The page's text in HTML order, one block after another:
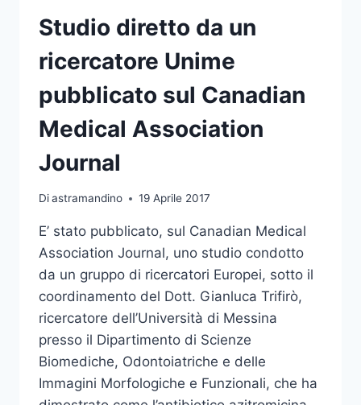
Studio diretto da un
ricercatore Unime
pubblicato sul Canadian
Medical Association
Journal
Diastramandino 19 Aprile 2017
E’ stato pubblicato, sul Canadian Medical
Association Journal, uno studio condotto
da un gruppo di ricercatori Europei, sotto il
coordinamento del Dott. Gianluca Trifirò,
ricercatore dell’Università di Messina
presso il Dipartimento di Scienze
Biomediche, Odontoiatriche e delle
Immagini Morfologiche e Funzionali, che ha